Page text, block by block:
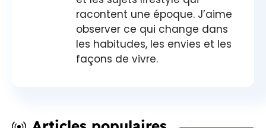
racontent une époque. J’aime
observer ce qui change dans
les habitudes, les envies et les
façons de vivre.